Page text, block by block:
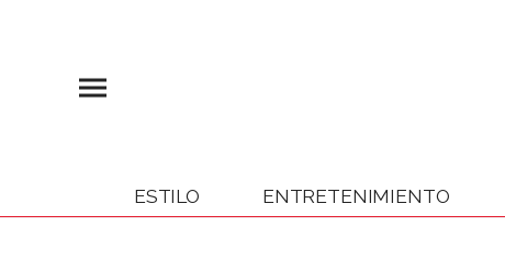
ESTILO ENTRETENIMIENTO